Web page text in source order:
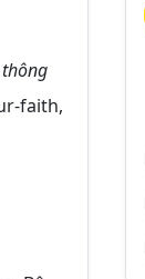
faith,